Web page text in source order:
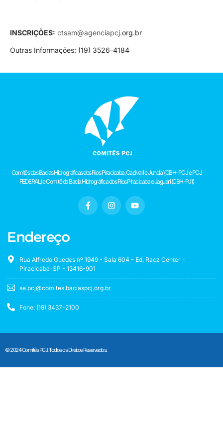
INSCRIÇÕES: ctsam@agenciapcj.org.br
Outras Informações: (19) 3526-4184
Comitês das Bacias Hidrográficas dos Rios Piracicaba, Capivari e Jundiaí (CBH-PCJ e PCJ
FEDERAL) e Comitê da Bacia Hidrográfica dos Rios Piracicaba e Jaguari (CBH-PJ1)
Endereço
Rua Alfredo Guedes nº 1949 - Sala 604 - Ed. Racz Center -
Piracicaba-SP - 13416-901
se.pcj@comites.baciaspcj.org.br
Fone: (19) 3437-2100
© 2024 Comitês PCJ. Todos os Direitos Reservados.